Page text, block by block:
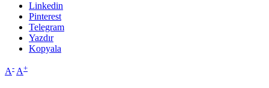
Linkedin
Pinterest
Telegram
Yazdır
Kopyala
A- A+